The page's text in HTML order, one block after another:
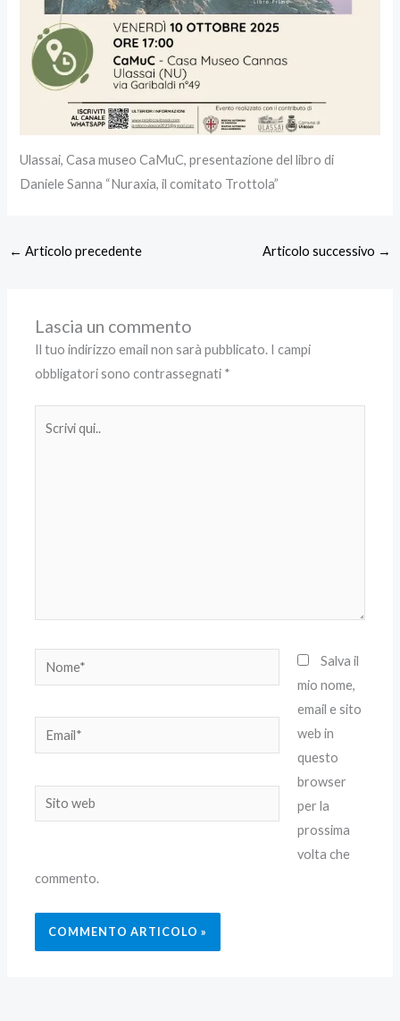
Ulassai, Casa museo CaMuC, presentazione del libro di
Daniele Sanna “Nuraxia, il comitato Trottola”
← Articolo precedente Articolo successivo →
Lascia un commento
Il tuo indirizzo email non sarà pubblicato. I campi
obbligatori sono contrassegnati *
Nome*
Email*
Sito
web
Salva il
mio nome,
email e sito
web in
questo
browser
per la
prossima
volta che
commento.